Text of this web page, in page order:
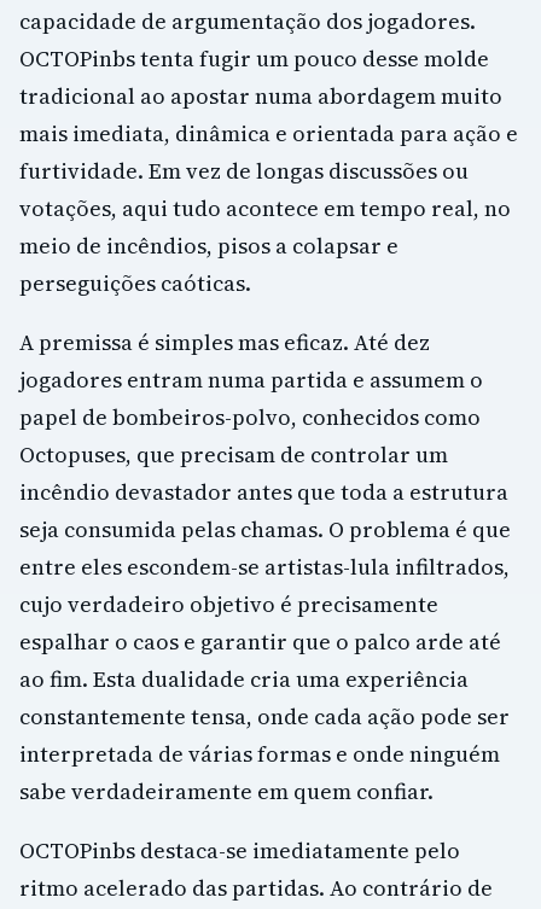
capacidade de argumentação dos jogadores.
OCTOPinbs tenta fugir um pouco desse molde
tradicional ao apostar numa abordagem muito
mais imediata, dinâmica e orientada para ação e
furtividade. Em vez de longas discussões ou
votações, aqui tudo acontece em tempo real, no
meio de incêndios, pisos a colapsar e
perseguições caóticas.
A premissa é simples mas eficaz. Até dez
jogadores entram numa partida e assumem o
papel de bombeiros-polvo, conhecidos como
Octopuses, que precisam de controlar um
incêndio devastador antes que toda a estrutura
seja consumida pelas chamas. O problema é que
entre eles escondem-se artistas-lula infiltrados,
cujo verdadeiro objetivo é precisamente
espalhar o caos e garantir que o palco arde até
ao fim. Esta dualidade cria uma experiência
constantemente tensa, onde cada ação pode ser
interpretada de várias formas e onde ninguém
sabe verdadeiramente em quem confiar.
OCTOPinbs destaca-se imediatamente pelo
ritmo acelerado das partidas. Ao contrário de